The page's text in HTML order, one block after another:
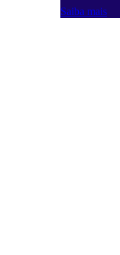
Saiba mais